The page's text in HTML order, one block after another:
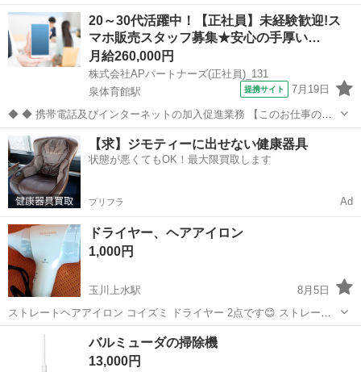
上の商品と同時購入で半額お値引き致します。 受渡しに関して 📍場
所：ｾﾌﾞﾝｲﾚﾌﾞﾝ松中団地北店を希望 📆日時：最初にご希望日時を添え
てお問い合わせく...
東京 立川市 西武立川駅 キッチン家電
20～30代活躍中！【正社員】未経験歓迎!ス
マホ販売スタッフ募集★安心の手厚い…
月給260,000円
株式会社APパートナーズ(正社員)_131
泉体育館駅
提携サイト 7月19日
◆ ◆ 携帯電話及びインターネットの加入促進業務 【このお仕事のお
すすめポイント】 ・ゼロからでも始められる充実の研修制度！ ・分か
らないことは先輩スタッフにすぐ聞ける！手厚いサポート体制あり！
・働きやすい環境で長く...
東京 立川市 泉体育館駅 携帯ショップ
【求】ジモティーに出せない健康器具
状態が悪くてもOK！最大限買取します
プリフラ Ad
ドライヤー、ヘアアイロン
1,000円
玉川上水駅
8月5日
ストレートヘアアイロン コイズミ ドライヤー 2点です😊 ストレート
アイロンはAmazonで高評価で4000円弱しましたがショートカットに
した為、使う機会がなくなりましたので、出品致します。 KOIZUMIド
ライヤーはコ...
玉川上水駅 美容家電
バルミューダの掃除機
13,000円